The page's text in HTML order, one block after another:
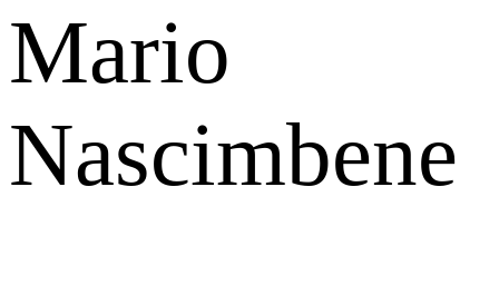
Mario
Nascimbene